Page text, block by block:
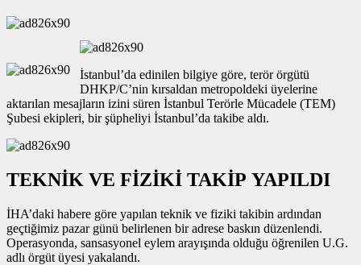
İstanbul’da edinilen bilgiye göre, terör örgütü
DHKP/C’nin kırsaldan metropoldeki üyelerine
aktarılan mesajların izini süren İstanbul Terörle Mücadele (TEM)
Şubesi ekipleri, bir şüpheliyi İstanbul’da takibe aldı.
TEKNİK VE FİZİKİ TAKİP YAPILDI
İHA’daki habere göre yapılan teknik ve fiziki takibin ardından
geçtiğimiz pazar günü belirlenen bir adrese baskın düzenlendi.
Operasyonda, sansasyonel eylem arayışında olduğu öğrenilen U.G.
adlı örgüt üyesi yakalandı.